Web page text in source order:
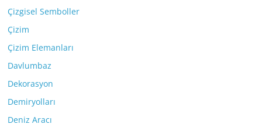
Çizgisel Semboller
Çizim
Çizim Elemanları
Davlumbaz
Dekorasyon
Demiryolları
Deniz Aracı